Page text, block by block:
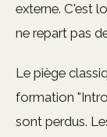
externe. C'est
ne repart pas
Le piège
formation
sont perdus.